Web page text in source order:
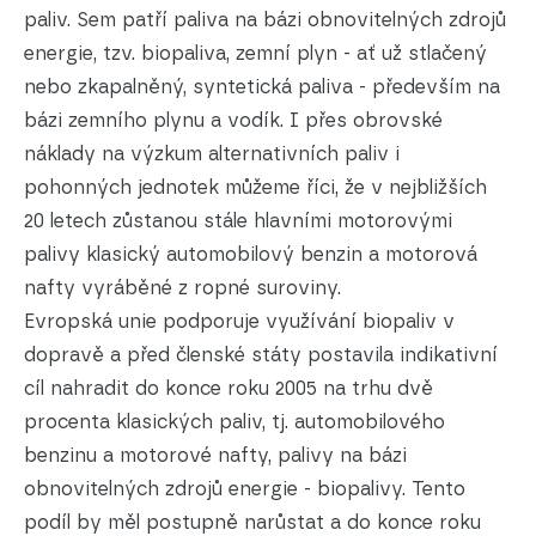
paliv. Sem patří paliva na bázi obnovitelných zdrojů
energie, tzv. biopaliva, zemní plyn - ať už stlačený
nebo zkapalněný, syntetická paliva - především na
bázi zemního plynu a vodík. I přes obrovské
náklady na výzkum alternativních paliv i
pohonných jednotek můžeme říci, že v nejbližších
20 letech zůstanou stále hlavními motorovými
palivy klasický automobilový benzin a motorová
nafty vyráběné z ropné suroviny.
Evropská unie podporuje využívání biopaliv v
dopravě a před členské státy postavila indikativní
cíl nahradit do konce roku 2005 na trhu dvě
procenta klasických paliv, tj. automobilového
benzinu a motorové nafty, palivy na bázi
obnovitelných zdrojů energie - biopalivy. Tento
podíl by měl postupně narůstat a do konce roku